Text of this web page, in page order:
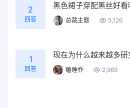
2
回答
黑色裙子穿配黑丝好看
总裁主题 5,126
1
回答
现在为什么越来越多研
瞌睡乔 2,989